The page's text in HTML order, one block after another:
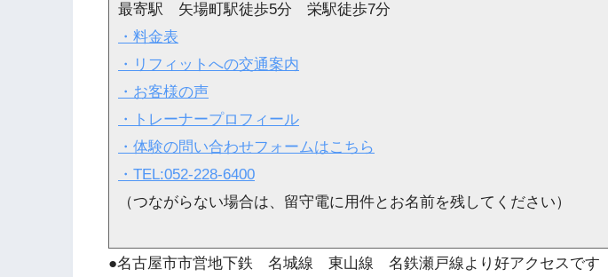
最寄駅 矢場町駅徒歩5分 栄駅徒歩7分
・料金表
・リフィットへの交通案内
・お客様の声
・トレーナープロフィール
・体験の問い合わせフォームはこちら
・TEL:052-228-6400
（つながらない場合は、留守電に用件とお名前を残してください）
●名古屋市市営地下鉄 名城線 東山線 名鉄瀬戸線より好アクセスです